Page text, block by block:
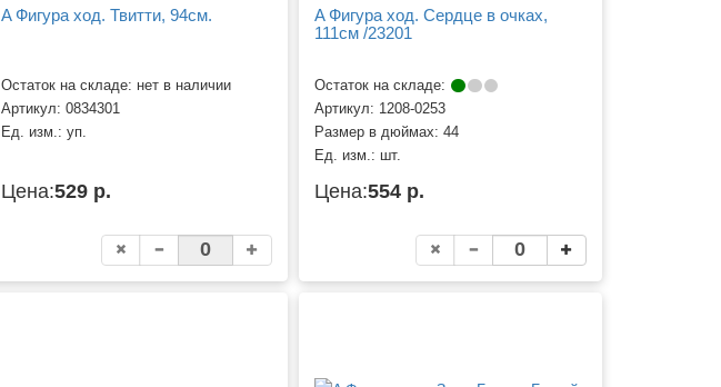
A Фигура ход. Твитти, 94см.
Остаток на складе: нет в наличии
Артикул: 0834301
Ед. изм.: уп.
Цена:529 р.
A Фигура ход. Сердце в очках,
111см /23201
Остаток на складе:
Артикул: 1208-0253
Размер в дюймах:44
Ед. изм.: шт.
Цена:554 р.